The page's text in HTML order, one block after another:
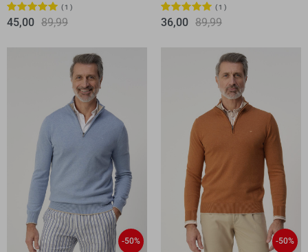
1
45,00 89,99
1
36,00 89,99
-50% -50%